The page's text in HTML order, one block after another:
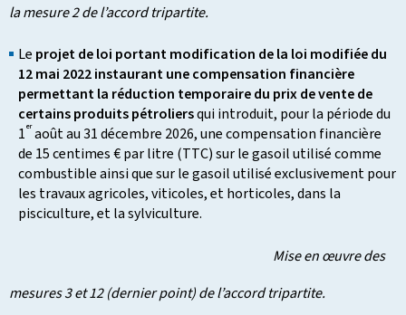
la mesure 2 de l’accord tripartite.
Le projet de loi portant modification de la loi modifiée du
12 mai 2022 instaurant une compensation financière
permettant la réduction temporaire du prix de vente de
certains produits pétroliersqui introduit, pour la période du
1eraoût au 31 décembre 2026, une compensation financière
de 15 centimes € par litre (TTC) sur le gasoil utilisé comme
combustible ainsi que sur le gasoil utilisé exclusivement pour
les travaux agricoles, viticoles, et horticoles, dans la
pisciculture, et la sylviculture.
Mise en œuvre des
mesures 3 et 12 (dernier point) de l’accord tripartite.